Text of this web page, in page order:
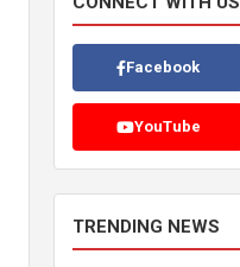
Facebook
YouTube
TRENDING NEWS